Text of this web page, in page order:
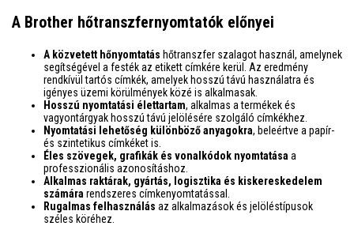
A Brother hőtranszfernyomtatók előnyei
A közvetett hőnyomtatás hőtranszfer szalagot használ, amelynek
segítségével a festék az etikett címkére kerül. Az eredmény
rendkívül tartós címkék, amelyek hosszú távú használatra és
igényes üzemi körülmények közé is alkalmasak.
Hosszú nyomtatási élettartam, alkalmas a termékek és
vagyontárgyak hosszú távú jelölésére szolgáló címkékhez.
Nyomtatási lehetőség különböző anyagokra, beleértve a papír-
és szintetikus címkéket is.
Éles szövegek, grafikák és vonalkódok nyomtatása a
professzionális azonosításhoz.
Alkalmas raktárak, gyártás, logisztika és kiskereskedelem
számára rendszeres címkenyomtatással.
Rugalmas felhasználás az alkalmazások és jelöléstípusok
széles köréhez.